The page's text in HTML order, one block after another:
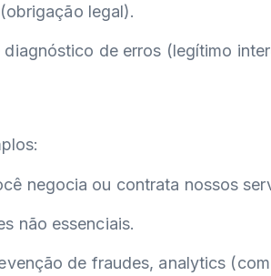
legal).
de erros (legítimo
negocia ou contrata nossos
não essenciais.
de fraudes, analytics